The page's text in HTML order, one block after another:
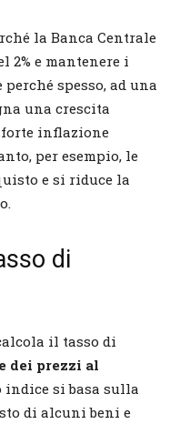
la Banca Centrale
2% e mantenere i
spesso, ad una
una crescita
forte inflazione
per esempio, le
e si riduce la
di
il tasso di
dei prezzi al
indice si basa sulla
di alcuni beni e